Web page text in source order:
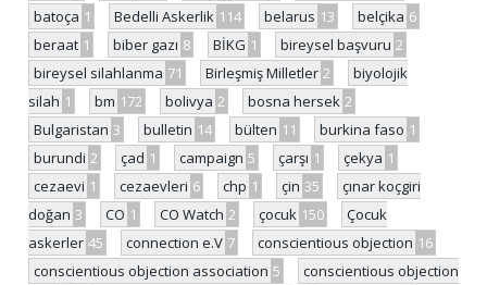
batoça 1 Bedelli Askerlik 114 belarus 13 belçika 6
beraat 1 biber gazı 8 BİKG 1 bireysel başvuru 2
bireysel silahlanma 71 Birleşmiş Milletler 2
biyolojik
silah 1 bm 172 bolivya 2 bosna hersek 2
Bulgaristan 3 bulletin 14 bülten 11 burkina faso 1
burundi 2 çad 1 campaign 5 çarşı 1 çekya 1
cezaevi 1 cezaevleri 6 chp 1 çin 35
çınar koçgiri
doğan 3 CO 1 CO Watch 2 çocuk 150
Çocuk
askerler 45 connection e.V 7 conscientious objection 16
conscientious objection association 5
conscientious objection